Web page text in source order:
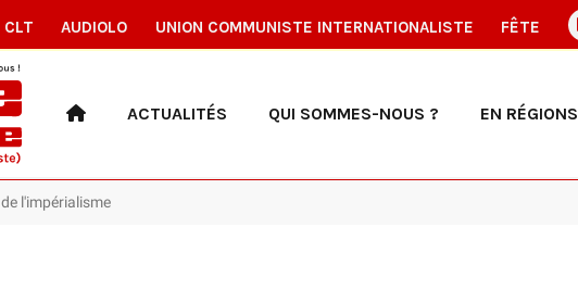
CLT AUDIOLO UNION COMMUNISTE INTERNATIONALISTE FÊTE
ACTUALITÉS QUI SOMMES-NOUS ? EN RÉGIONS
l'impérialisme